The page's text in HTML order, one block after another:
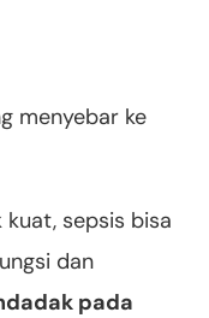
menyebar ke
sepsis bisa
dan
pada